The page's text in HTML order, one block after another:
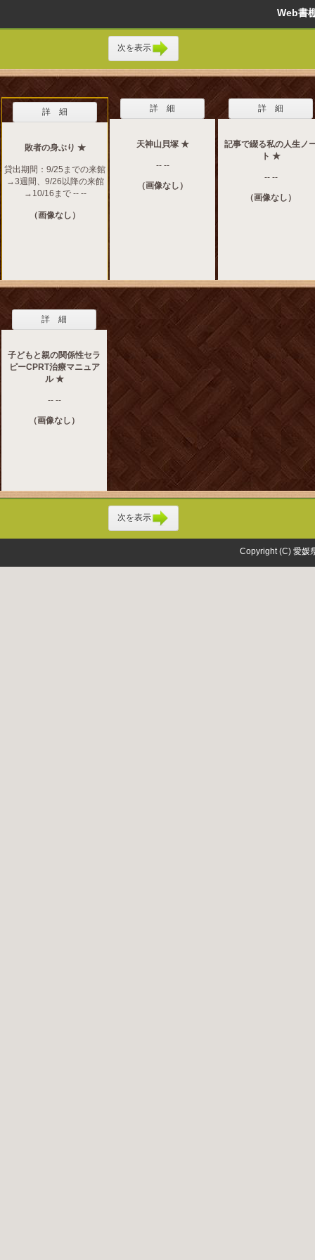
Web
次を表示
詳 細
敗者の身ぶり ★
貸出期間：9/25までの来館
→3週間、9/26以降の来館
→10/16まで -- --
（画像なし）
詳 細
天神山貝塚 ★
-- --
（画像なし）
詳 細
記事で綴る私の人生ノ
ト ★
-- --
（画像なし）
詳 細
子どもと親の関係性セラ
ピーCPRT治療マニュア
ル ★
-- --
（画像なし）
次を表示
Copyright (C) 愛媛